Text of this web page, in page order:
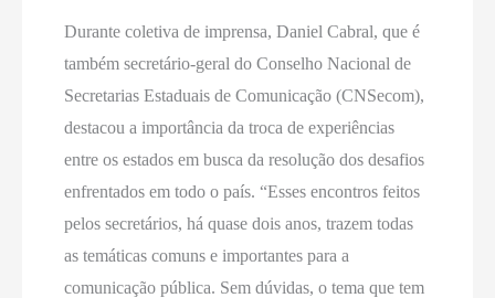
Durante coletiva de imprensa, Daniel Cabral, que é
também secretário-geral do Conselho Nacional de
Secretarias Estaduais de Comunicação (CNSecom),
destacou a importância da troca de experiências
entre os estados em busca da resolução dos desafios
enfrentados em todo o país. “Esses encontros feitos
pelos secretários, há quase dois anos, trazem todas
as temáticas comuns e importantes para a
comunicação pública. Sem dúvidas, o tema que tem